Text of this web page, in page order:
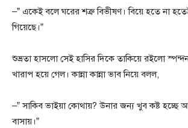
–” একেই বলে ঘরের শত্রু বিভীষণ। বিয়ে হতে না
গিয়েছে।”
শুভ্রতা হাসলো সেই হাসির দিকে তাকিয়ে রইলো
খারাপ হয়ে গেল। কান্না কান্না ভাব নিয়ে বলল,
–” সাকিব ভাইয়া কোথায়? উনার জন্য খুব কষ্ট
বাসায়।”